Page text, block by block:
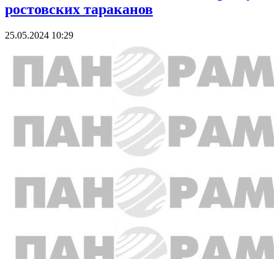
ростовских тараканов
25.05.2024 10:29